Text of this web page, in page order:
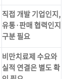
직접 개발 기업인지,
유통·판매 협력인지
구분 필요
비만치료제 수요와
실적 연결은 별도 확